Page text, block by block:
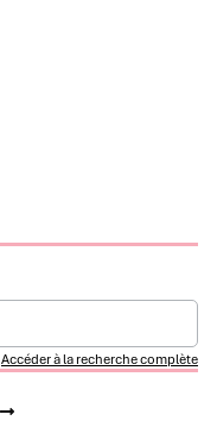
Accéder à la recherche complète